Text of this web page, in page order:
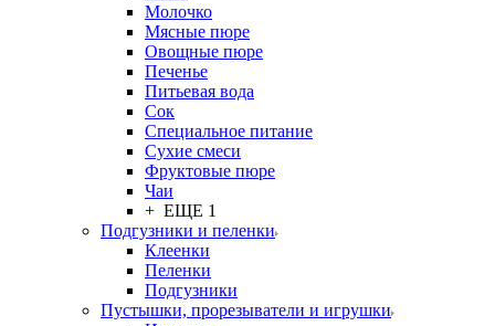
Молочко
Мясные пюре
Овощные пюре
Печенье
Питьевая вода
Сок
Специальное питание
Сухие смеси
Фруктовые пюре
Чаи
+ ЕЩЕ 1
Подгузники и пеленки
Клеенки
Пеленки
Подгузники
Пустышки, прорезыватели и игрушки